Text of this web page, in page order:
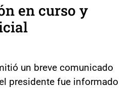
en curso y
un breve comunicado
presidente fue informado